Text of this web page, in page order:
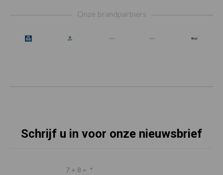
Onze brandpartners
Schrijf u in voor onze nieuwsbrief
7 + 8 = *